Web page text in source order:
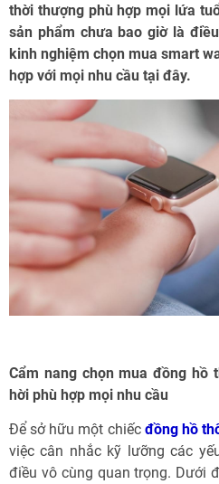
thời thượng phù hợp mọi lứa
sản phẩm chưa bao giờ là
kinh nghiệm chọn mua smart
hợp với mọi nhu cầu tại đây.
Cẩm nang chọn mua đồng hồ
hời phù hợp mọi nhu cầu
Để sở hữu một chiếc đồng hồ
việc cân nhắc kỹ lưỡng các
điều vô cùng quan trọng. Dưới